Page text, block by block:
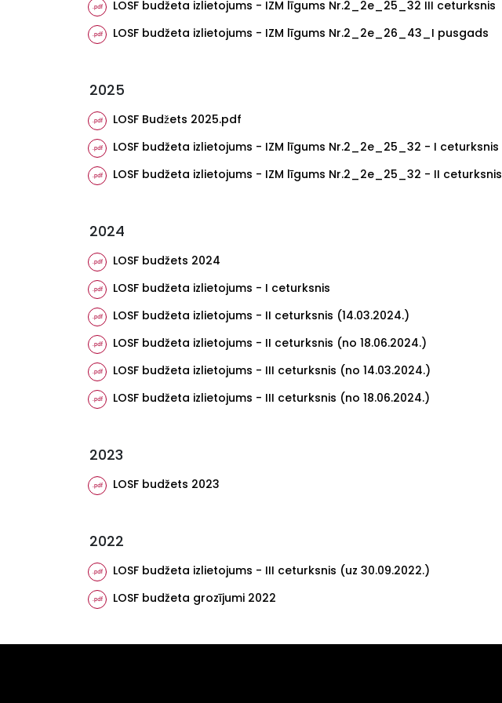
LOSF budžeta izlietojums - IZM līgums Nr.2_2e_25_32 III ceturksnis
LOSF budžeta izlietojums - IZM līgums Nr.2_2e_26_43_I pusgads
2025
LOSF Budžets 2025.pdf
LOSF budžeta izlietojums - IZM līgums Nr.2_2e_25_32 - I ceturksnis
LOSF budžeta izlietojums - IZM līgums Nr.2_2e_25_32 - II ceturksnis
2024
LOSF budžets 2024
LOSF budžeta izlietojums - I ceturksnis
LOSF budžeta izlietojums - II ceturksnis (14.03.2024.)
LOSF budžeta izlietojums - II ceturksnis (no 18.06.2024.)
LOSF budžeta izlietojums - III ceturksnis (no 14.03.2024.)
LOSF budžeta izlietojums - III ceturksnis (no 18.06.2024.)
2023
LOSF budžets 2023
2022
LOSF budžeta izlietojums - III ceturksnis (uz 30.09.2022.)
LOSF budžeta grozījumi 2022